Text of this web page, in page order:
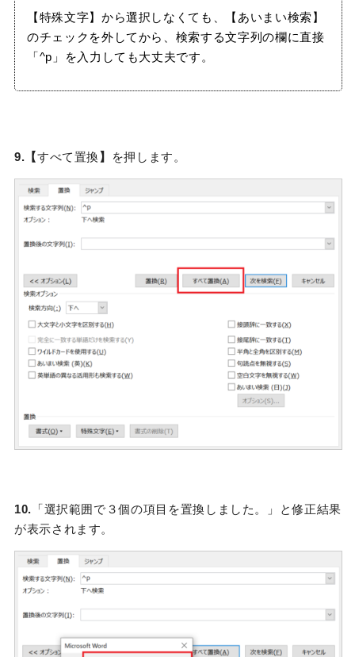
【特殊文字】から選択しなくても、【あいまい検索】
のチェックを外してから、検索する文字列の欄に直接
「^p」を入力しても大丈夫です。
9.【 すべて置換 】 を押します。
10.
「選択範囲で３個の項目を置換しました。」と修正結果
が表示されます。